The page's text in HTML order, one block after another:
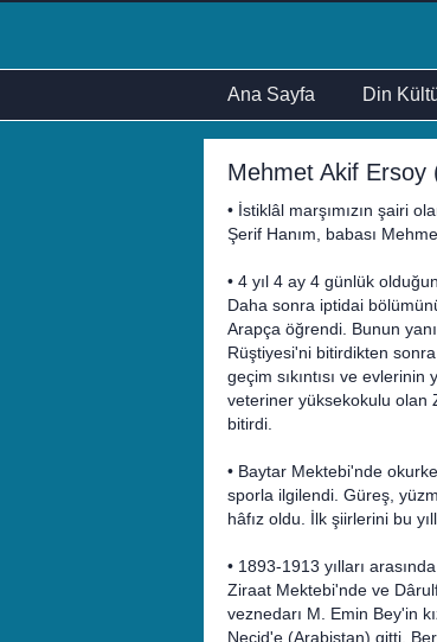
Ana Sayfa Din
Mehmet Akif Ersoy
• İstiklâl marşımızın şairi
Şerif Hanım, babası
• 4 yıl 4 ay 4 günlük
Daha sonra iptidai
Arapça öğrendi. Bunun
Rüştiyesi'ni bitirdikten
geçim sıkıntısı ve
veteriner yüksekokulu olan
bitirdi.
• Baytar Mektebi'nde
sporla ilgilendi. Güreş,
hâfız oldu. İlk şiirlerini bu
• 1893-1913 yılları
Ziraat Mektebi'nde ve
veznedarı M. Emin Bey'in
Necid'e (Arabistan) gitti.